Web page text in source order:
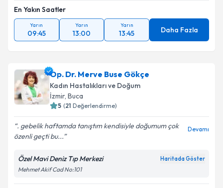
En Yakın Saatler
Yarın
09:45
Yarın
13:00
Yarın
13:45 Daha Fazla
Op. Dr. Merve Buse Gökçe
Kadın Hastalıkları ve Doğum
İzmir, Buca
5 (21 Değerlendirme)
. gebelik haftamda tanıştım kendisiyle doğumum çok
özenli geçti bu...
Devamı
Özel Mavi Deniz Tıp Merkezi Haritada Göster
Mehmet Akif Cad No:101